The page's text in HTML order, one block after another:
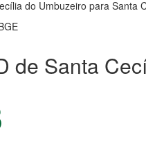
do Umbuzeiro para Santa
de Santa